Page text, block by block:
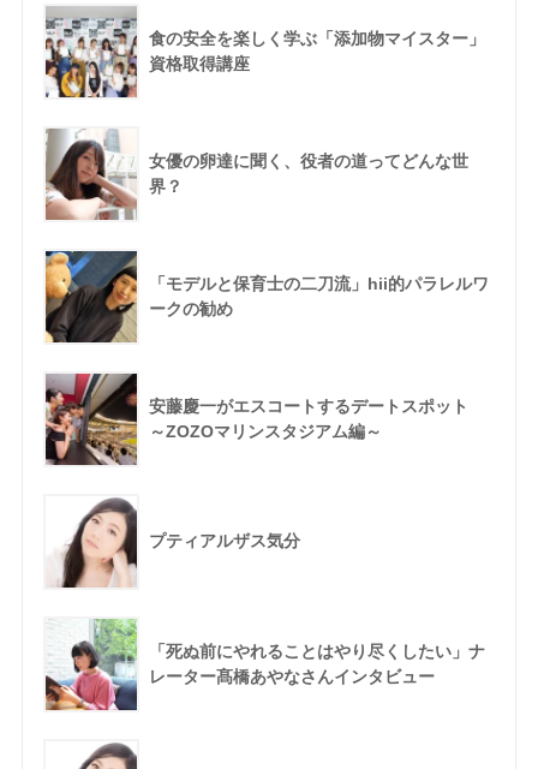
食の安全を楽しく学ぶ「添加物マイスター」
資格取得講座
女優の卵達に聞く、役者の道ってどんな世
界？
「モデルと保育士の二刀流」hii的パラレルワ
ークの勧め
安藤慶一がエスコートするデートスポット
～ZOZOマリンスタジアム編～
プティアルザス気分
「死ぬ前にやれることはやり尽くしたい」ナ
レーター髙橋あやなさんインタビュー